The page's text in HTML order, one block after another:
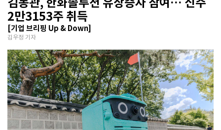
2만3153주 취득
[기업 브리핑 Up & Down]
김우정 기자